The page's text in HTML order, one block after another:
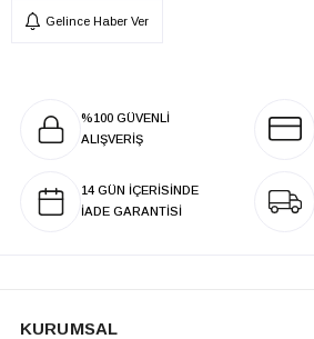
Gelince Haber Ver
%100 GÜVENLİ
ALIŞVERİŞ
14 GÜN İÇERİSİNDE
İADE GARANTİSİ
KURUMSAL